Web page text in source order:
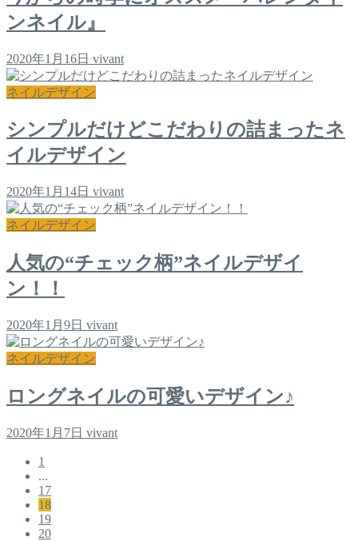
ンネイル』
2020年1月16日 vivant
ネイルデザイン
シンプルだけどこだわりの詰まったネ
イルデザイン
2020年1月14日 vivant
ネイルデザイン
人気の“チェック柄”ネイルデザイ
ン！！
2020年1月9日 vivant
ネイルデザイン
ロングネイルの可愛いデザイン♪
2020年1月7日 vivant
1
...
17
18
19
20